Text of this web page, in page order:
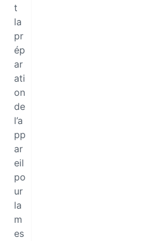
t
la
pr
ép
ar
ati
on
de
l’a
pp
ar
eil
po
ur
la
m
es